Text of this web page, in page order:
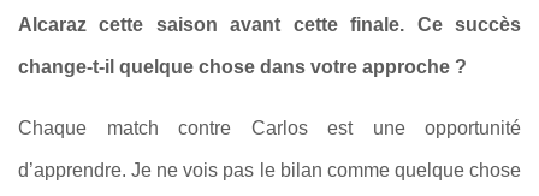
Alcaraz cette saison avant cette finale. Ce succès
change-t-il quelque chose dans votre approche ?
Chaque match contre Carlos est une opportunité
d’apprendre. Je ne vois pas le bilan comme quelque chose